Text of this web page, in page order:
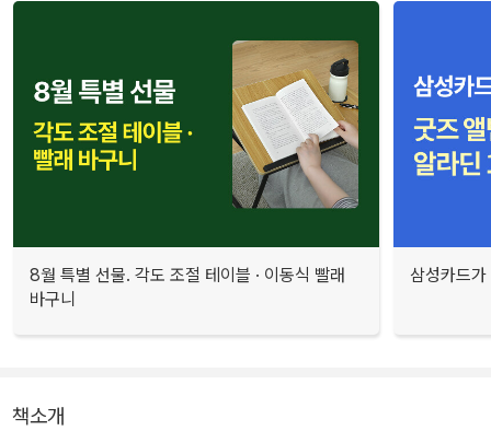
8월 특별 선물. 각도 조절 테이블 · 이동식 빨래
바구니
삼성카드
책소개